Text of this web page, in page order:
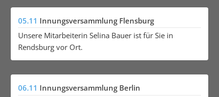
05.11 Innungsversammlung Flensburg
Unsere Mitarbeiterin Selina Bauer ist für Sie in
Rendsburg vor Ort.
06.11 Innungsversammlung Berlin